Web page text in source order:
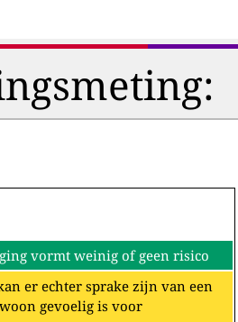
vormt weinig of geen risico
er echter sprake zijn van een
gevoelig is voor